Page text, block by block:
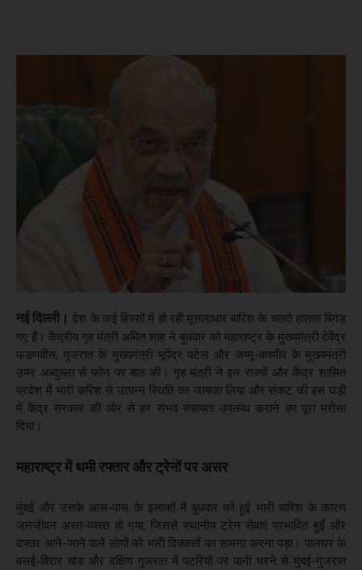
नई दिल्ली। देश के कई हिस्सों में हो रही मूसलाधार बारिश के चलते हालात बिगड़
गए हैं। केंद्रीय गृह मंत्री अमित शाह ने बुधवार को महाराष्ट्र के मुख्यमंत्री देवेंद्र
फडणवीस, गुजरात के मुख्यमंत्री भूपेंद्र पटेल और जम्मू-कश्मीर के मुख्यमंत्री
उमर अब्दुल्ला से फोन पर बात की। गृह मंत्री ने इन राज्यों और केंद्र शासित
प्रदेश में भारी बारिश से उत्पन्न स्थिति का जायजा लिया और संकट की इस घड़ी
में केंद्र सरकार की ओर से हर संभव सहायता उपलब्ध कराने का पूरा भरोसा
दिया।
महाराष्ट्र में थमी रफ्तार और ट्रेनों पर असर
मुंबई और उसके आस-पास के इलाकों में बुधवार को हुई भारी बारिश के कारण
जनजीवन अस्त-व्यस्त हो गया, जिससे स्थानीय ट्रेन सेवाएं प्रभावित हुईं और
दफ्तर आने-जाने वाले लोगों को भारी दिक्कतों का सामना करना पड़ा। पालघर के
वसई-विरार खंड और दक्षिण गुजरात में पटरियों पर पानी भरने से मुंबई-गुजरात